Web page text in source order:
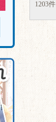
1203件